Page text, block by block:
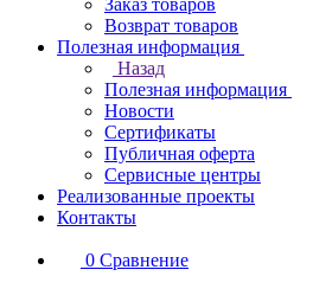
Заказ товаров
Возврат товаров
Полезная информация
Назад
Полезная информация
Новости
Сертификаты
Публичная оферта
Сервисные центры
Реализованные проекты
Контакты
0 Сравнение